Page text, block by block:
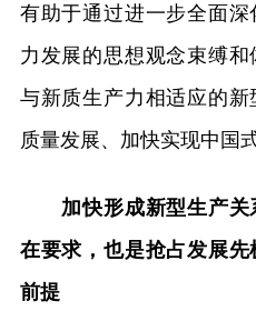
有助于通过进一步全面
力发展的思想观念束缚
与新质生产力相适应的
质量发展、加快实现中国
加快形成新型生产关
在要求，也是抢占发展
前提